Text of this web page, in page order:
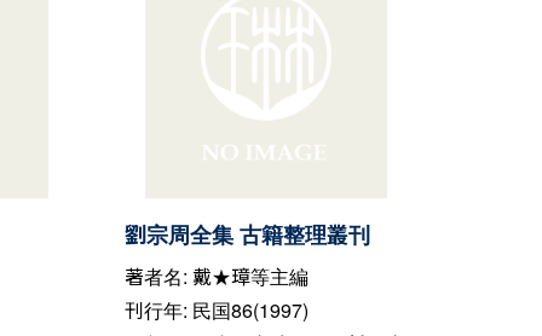
劉宗周全集 古籍整理叢刊
著者名: 戴★璋等主編
刊行年: 民国86(1997)